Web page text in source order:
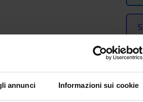
annunci Informazioni sui cookie